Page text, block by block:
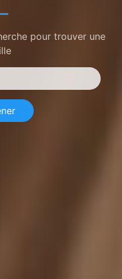
pour trouver une